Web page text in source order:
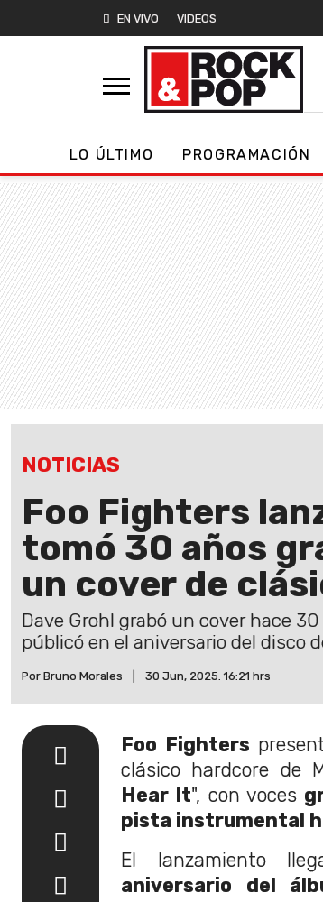
EN VIVO VIDEOS
LO ÚLTIMO PROGRAMACIÓN
NOTICIAS
Foo Fighters
tomó 30 años
un cover de
Dave Grohl grabó un cover hace
públicó en el aniversario del disco
Por Bruno Morales 30 Jun, 2025. 16:21 hrs
Foo Fighters
clásico hardcore de
Hear It", con voces
pista instrumental
El lanzamiento
aniversario del